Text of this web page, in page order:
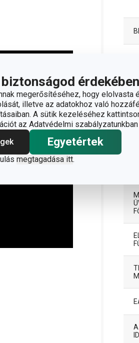
érdekében
megerősítéséhez, hogy elolvasta
illetve az adatokhoz való
A sütik kezeléséhez
az Adatvédelmi
Egyetértek
megtagadása itt.